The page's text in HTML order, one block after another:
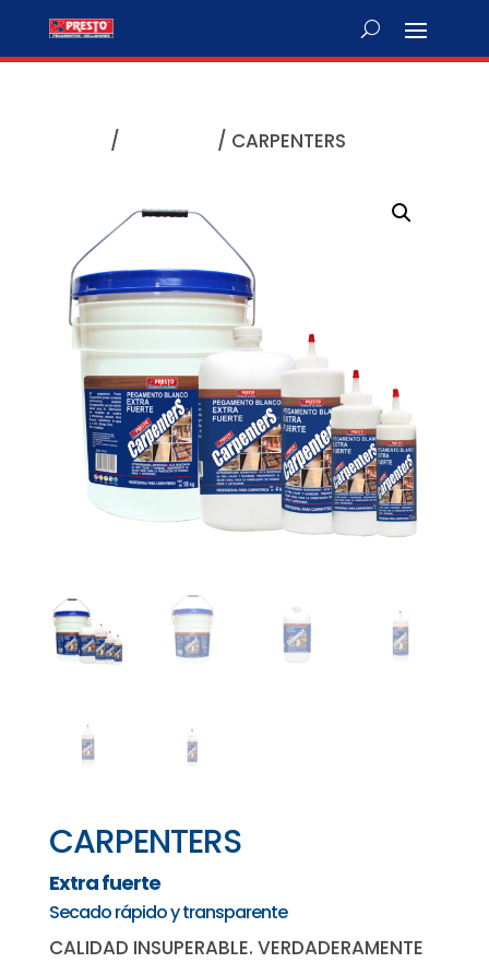
/ / CARPENTERS
CARPENTERS
Extra fuerte
Secado rápido y transparente
CALIDAD INSUPERABLE. VERDADERAMENTE